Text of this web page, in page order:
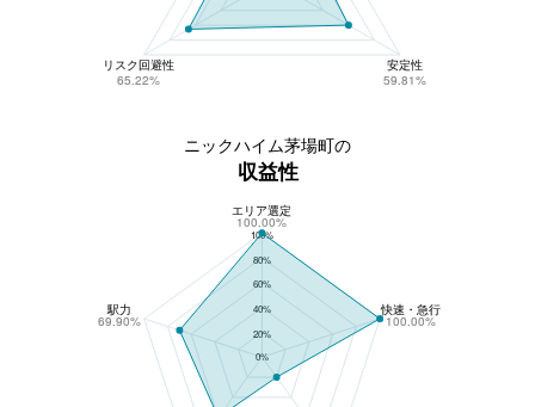
リスク回避性
65.22%
安定性
59.81%
ニックハイム茅場町の
収益性
ニックハイム茅場町の収益性
100%
80%
60%
40%
20%
0%
エリア選定
100.00%
駅力
69.90%
快速・急行
100.00%